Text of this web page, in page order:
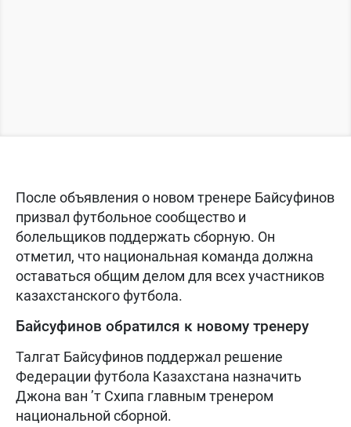
После объявления о новом тренере Байсуфинов
призвал футбольное сообщество и
болельщиков поддержать сборную. Он
отметил, что национальная команда должна
оставаться общим делом для всех участников
казахстанского футбола.
Байсуфинов обратился к новому тренеру
Талгат Байсуфинов поддержал решение
Федерации футбола Казахстана назначить
Джона ван ’т Схипа главным тренером
национальной сборной.